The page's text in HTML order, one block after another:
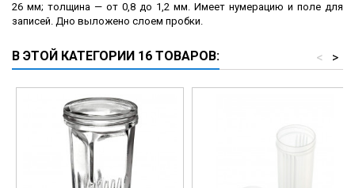
26 мм; толщина — от 0,8 до 1,2 мм. Имеет нумерацию и поле для
записей. Дно выложено слоем пробки.
В ЭТОЙ КАТЕГОРИИ 16 ТОВАРОВ: >
<